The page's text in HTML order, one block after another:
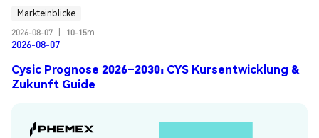
Markteinblicke
2026-08-07
10-15m
2026-08-07
Cysic Prognose 2026–2030: CYS Kursentwicklung &
Zukunft Guide